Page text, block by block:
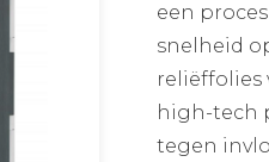
een
snelheid
reliëffolies
high-tech
tegen